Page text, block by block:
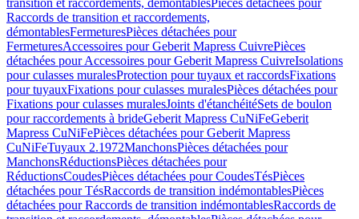
transition et raccordements, démontablesPièces détachées pour
Raccords de transition et raccordements,
démontablesFermeturesPièces détachées pour
FermeturesAccessoires pour Geberit Mapress CuivrePièces
détachées pour Accessoires pour Geberit Mapress CuivreIsolations
pour culasses muralesProtection pour tuyaux et raccordsFixations
pour tuyauxFixations pour culasses muralesPièces détachées pour
Fixations pour culasses muralesJoints d'étanchéitéSets de boulon
pour raccordements à brideGeberit Mapress CuNiFeGeberit
Mapress CuNiFePièces détachées pour Geberit Mapress
CuNiFeTuyaux 2.1972ManchonsPièces détachées pour
ManchonsRéductionsPièces détachées pour
RéductionsCoudesPièces détachées pour CoudesTésPièces
détachées pour TésRaccords de transition indémontablesPièces
détachées pour Raccords de transition indémontablesRaccords de